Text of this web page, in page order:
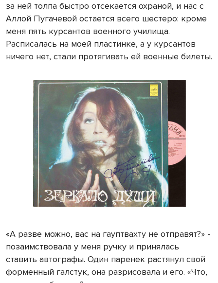
за ней толпа быстро от­секается охраной, и нас с
Аллой Пугачевой остается всего шестеро: кроме
меня пять курсантов военного училища.
Расписалась на мо­ей пластинке, а у курсантов
ничего нет, стали протяги­вать ей военные билеты.
«А разве можно, вас на гауптвахту не отправят?» -
по­заимствовала у меня ручку и принялась
ставить автогра­фы. Один паренек растянул свой
форменный галстук, она разрисовала и его. «Что,